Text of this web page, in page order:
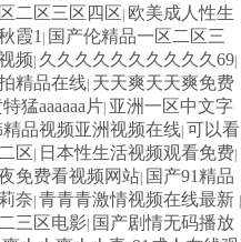
二区三区四区| 欧美成人性生
霞1 | 国产伦精品一区二区三
频| 久久久久久久久久久久69|
精品在线| 天天爽天天爽免费
猛aaaaaa片| 亚洲一区中文字
精品视频亚洲视频在线| 可以看
区| 日本性生活视频观看免费|
免费看视频网站| 国产91精品
奈| 青青青激情视频在线最新 |
三区电影| 国产剧情无码播放